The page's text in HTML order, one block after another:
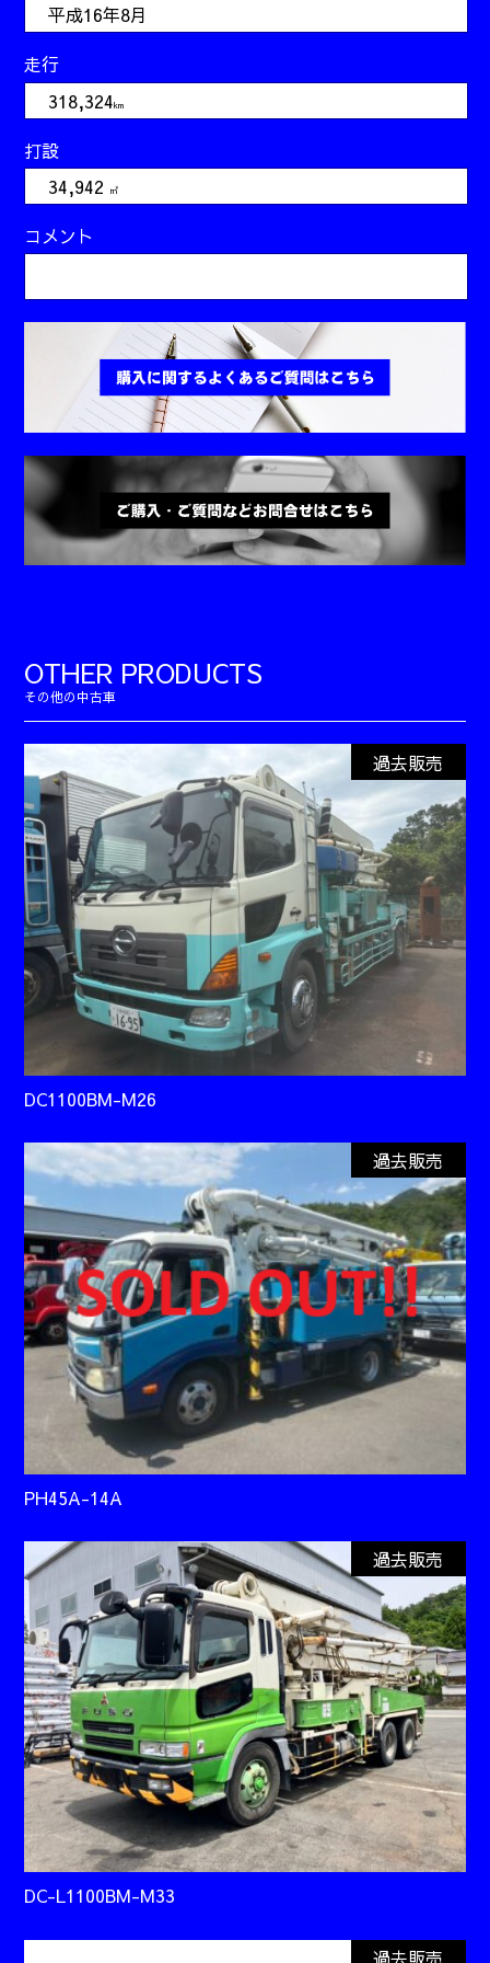
平成16年8月
走行
318,324km
打設
34,942
㎥
コメント
OTHER PRODUCTS
過去販売
DC1100BM-M26
過去販売
PH45A-14A
過去販売
DC-L1100BM-M33
過去販売